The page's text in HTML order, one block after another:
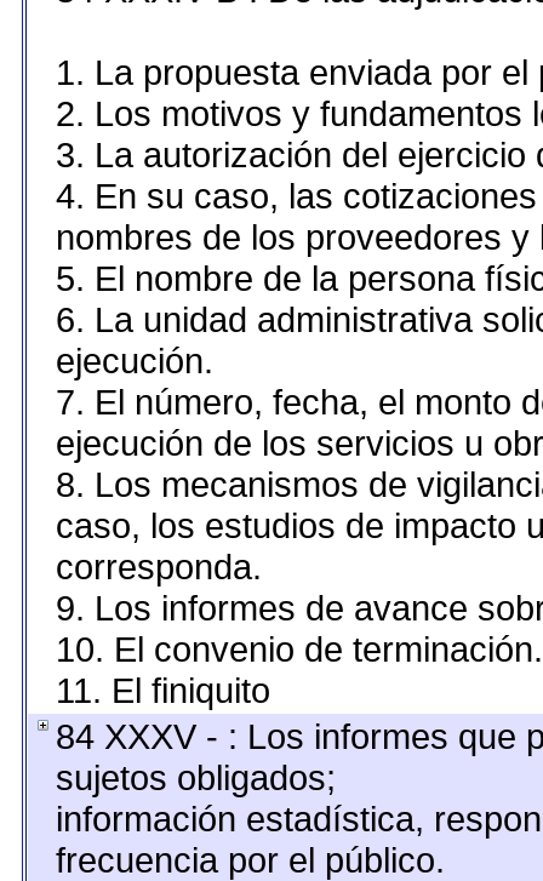
1. La propuesta enviada por el
2. Los motivos y fundamentos
3. La autorización del ejercicio
4. En su caso, las
nombres de los proveedores y
5. El nombre de la persona
6. La unidad administrativa
ejecución.
7. El número, fecha, el monto
ejecución de los servicios u
8. Los mecanismos de
caso, los estudios de impacto
corresponda.
9. Los informes de avance
10. El convenio de terminación.
11. El finiquito
84 XXXV - : Los informes que
sujetos obligados;
información estadística,
frecuencia por el público.